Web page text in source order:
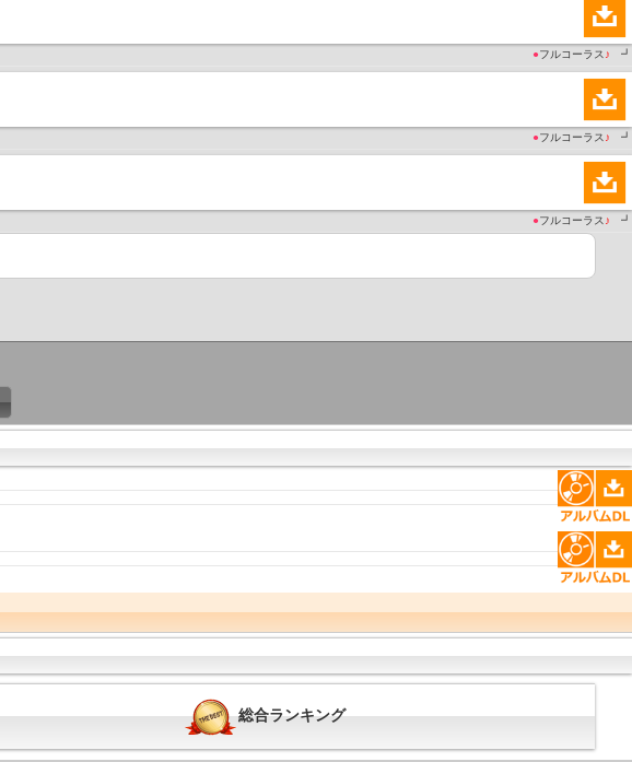
●フルコーラス ♪ ┛
●フルコーラス ♪ ┛
●フルコーラス ♪ ┛
総合ランキング